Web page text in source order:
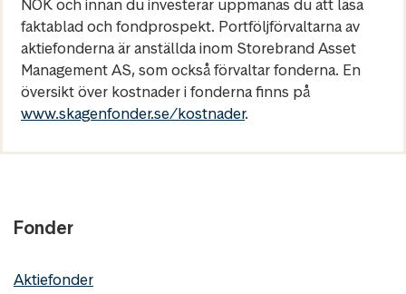
NOK och innan du investerar uppmanas du att läsa
faktablad och fondprospekt. Portföljförvaltarna av
aktiefonderna är anställda inom Storebrand Asset
Management AS, som också förvaltar fonderna. En
översikt över kostnader i fonderna finns på
www.skagenfonder.se/kostnader.
Fonder
Aktiefonder